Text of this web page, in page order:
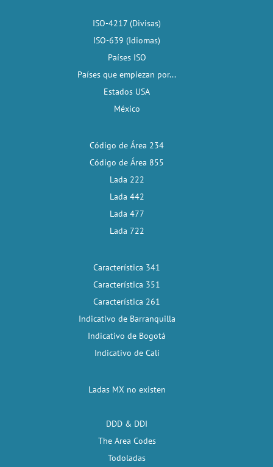
ISO-4217 (Divisas)
ISO-639 (Idiomas)
Países ISO
Países que empiezan por...
Estados USA
México
Código de Área 234
Código de Área 855
Lada 222
Lada 442
Lada 477
Lada 722
Característica 341
Característica 351
Característica 261
Indicativo de Barranquilla
Indicativo de Bogotá
Indicativo de Cali
Ladas MX no existen
DDD & DDI
The Area Codes
Todoladas